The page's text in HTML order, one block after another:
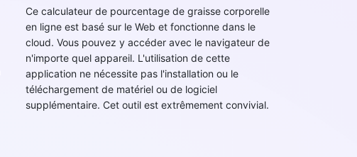
Ce calculateur de pourcentage de graisse corporelle
en ligne est basé sur le Web et fonctionne dans le
cloud. Vous pouvez y accéder avec le navigateur de
n'importe quel appareil. L'utilisation de cette
application ne nécessite pas l'installation ou le
téléchargement de matériel ou de logiciel
supplémentaire. Cet outil est extrêmement convivial.